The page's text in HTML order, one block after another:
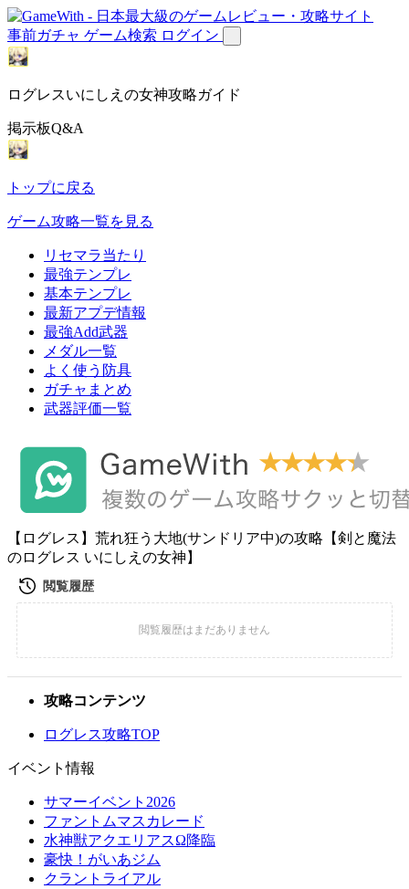
事前ガチャ ゲーム検索 ログイン
ログレスいにしえの女神攻略ガイド
掲示板Q&A
トップに戻る
ゲーム攻略一覧を見る
リセマラ当たり
最強テンプレ
基本テンプレ
最新アプデ情報
最強Add武器
メダル一覧
よく使う防具
ガチャまとめ
武器評価一覧
【ログレス】荒れ狂う大地(サンドリア中)の攻略【剣と魔法
のログレス いにしえの女神】
攻略コンテンツ
ログレス攻略TOP
イベント情報
サマーイベント2026
ファントムマスカレード
水神獣アクエリアスΩ降臨
豪快！がいあジム
クラントライアル